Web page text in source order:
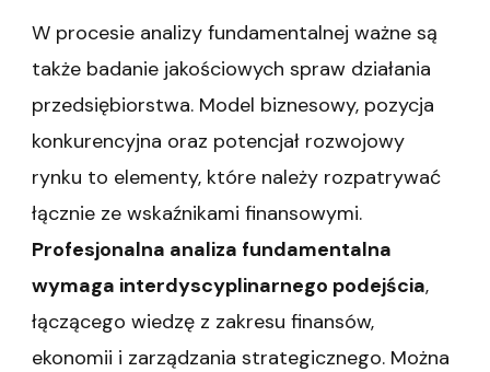
W procesie analizy fundamentalnej ważne są
także badanie jakościowych spraw działania
przedsiębiorstwa. Model biznesowy, pozycja
konkurencyjna oraz potencjał rozwojowy
rynku to elementy, które należy rozpatrywać
łącznie ze wskaźnikami finansowymi.
Profesjonalna analiza fundamentalna
wymaga interdyscyplinarnego podejścia,
łączącego wiedzę z zakresu finansów,
ekonomii i zarządzania strategicznego. Można